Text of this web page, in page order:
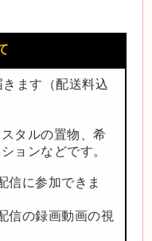
ます（配送料込
タルの置物、希
ョンなどです。
信に参加できま
信の録画動画の視